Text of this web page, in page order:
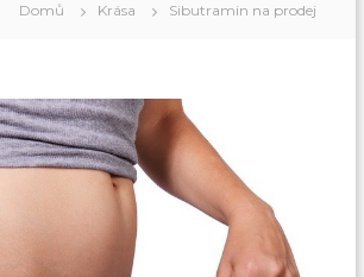
Domů Krása Sibutramin na prodej